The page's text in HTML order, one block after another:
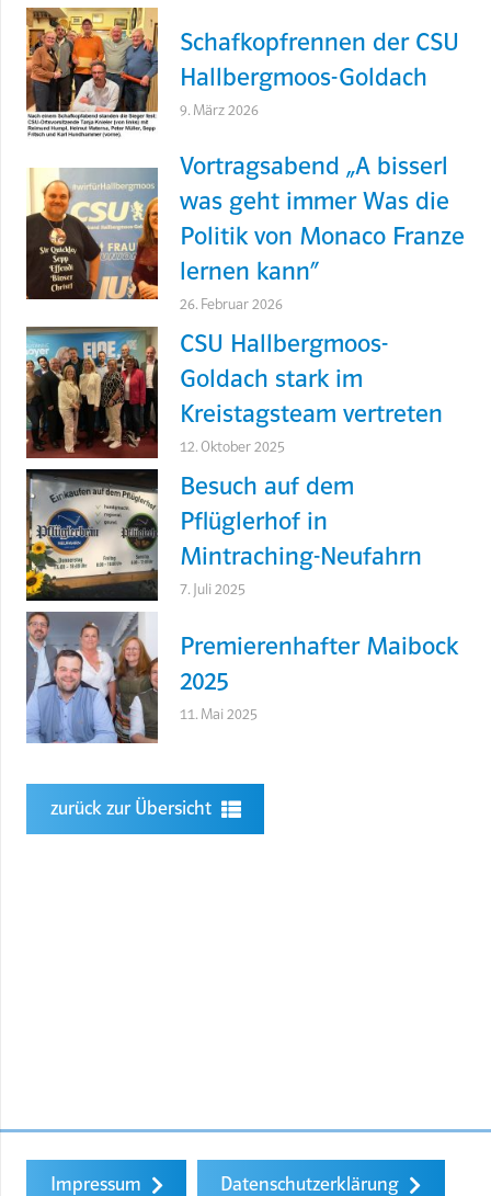
Schafkopfrennen der CSU
Hallbergmoos-Goldach
9. März 2026
Vortragsabend „A bisserl
was geht immer Was die
Politik von Monaco Franze
lernen kann“
26. Februar 2026
CSU Hallbergmoos-
Goldach stark im
Kreistagsteam vertreten
12. Oktober 2025
Besuch auf dem
Pflüglerhof in
Mintraching-Neufahrn
7. Juli 2025
Premierenhafter Maibock
2025
11. Mai 2025
zurück zur Übersicht
Impressum Datenschutzerklärung